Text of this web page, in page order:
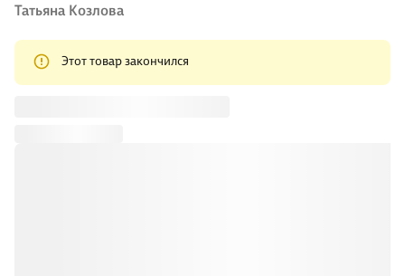
Татьяна Козлова
Этот товар закончился